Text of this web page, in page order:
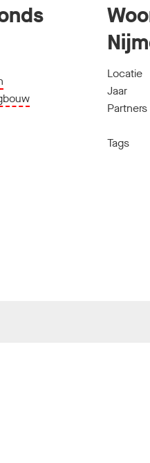
Locatie
Jaar
Partners
Tags